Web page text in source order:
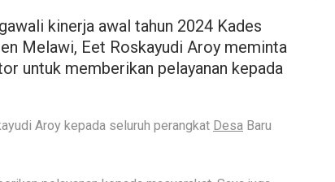
kinerja awal tahun 2024 Kades
Melawi, Eet Roskayudi Aroy meminta
untuk memberikan pelayanan kepada
Aroy kepada seluruh perangkat Desa Baru